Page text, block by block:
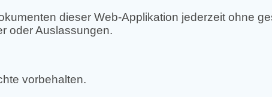
dieser Web-Applikation jederzeit ohne
oder Auslassungen.
vorbehalten.